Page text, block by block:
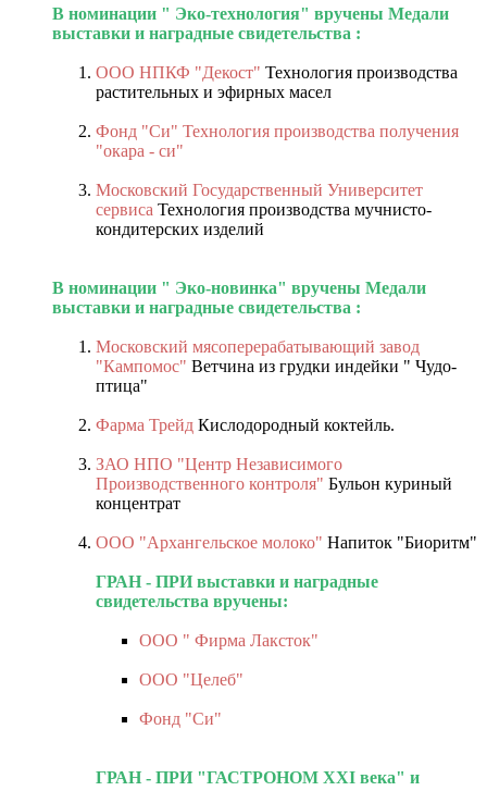
В номинации " Эко-технология" вручены Медали
выставки и наградные свидетельства :
ООО НПКФ "Декост" Технология производства
растительных и эфирных масел
Фонд "Си" Технология производства получения
"окара - си"
Московский Государственный Университет
сервиса Технология производства мучнисто-
кондитерских изделий
В номинации " Эко-новинка" вручены Медали
выставки и наградные свидетельства :
Московский мясоперерабатывающий завод
"Кампомос" Ветчина из грудки индейки " Чудо-
птица"
Фарма Трейд Кислодородный коктейль.
ЗАО НПО "Центр Независимого
Производственного контроля" Бульон куриный
концентрат
ООО "Архангельское молоко" Напиток "Биоритм"
ГРАН - ПРИ выставки и наградные
свидетельства вручены:
ООО " Фирма Лаксток"
ООО "Целеб"
Фонд "Си"
ГРАН - ПРИ "ГАСТРОНОМ XXI века" и